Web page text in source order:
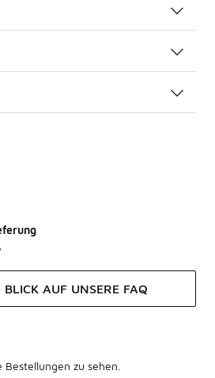
AUF UNSERE FAQ
zu sehen.